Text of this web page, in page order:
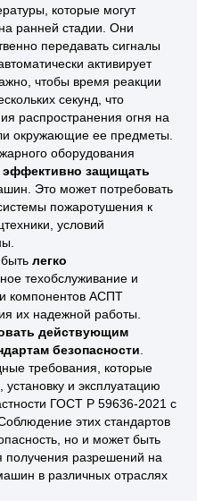
которые могут
ранней стадии. Они
передавать сигналы
активирует
чтобы время реакции
секунд, что
распространения огня на
окружающие ее предметы.
оборудования
эффективно защищать
Это может потребовать
пожаротушения к
условий
легко
техобслуживание и
компонентов АСПТ
их надежной работы.
действующим
безопасности
требования, которые
и эксплуатацию
ГОСТ Р 59636-2021 с
этих стандартов
но и может быть
получения разрешений на
в различных отраслях